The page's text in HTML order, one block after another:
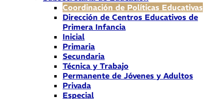
Coordinación de Políticas Educativas
Dirección de Centros Educativos de
Primera Infancia
Inicial
Primaria
Secundaria
Técnica y Trabajo
Permanente de Jóvenes y Adultos
Privada
Especial